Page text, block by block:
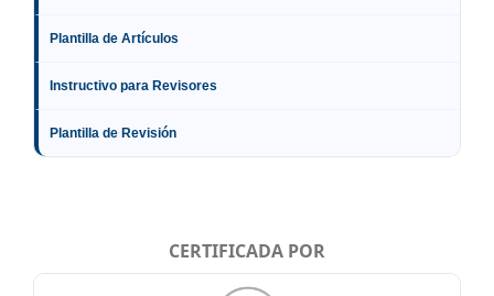
Plantilla de Artículos
Instructivo para Revisores
Plantilla de Revisión
CERTIFICADA POR